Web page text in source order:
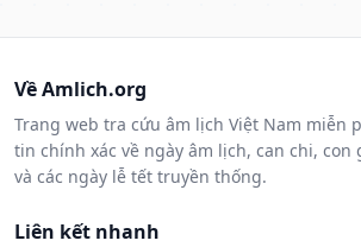
Về Amlich.org
Trang web tra cứu âm lịch Việt Nam miễn
tin chính xác về ngày âm lịch, can chi, con
và các ngày lễ tết truyền thống.
Liên kết nhanh